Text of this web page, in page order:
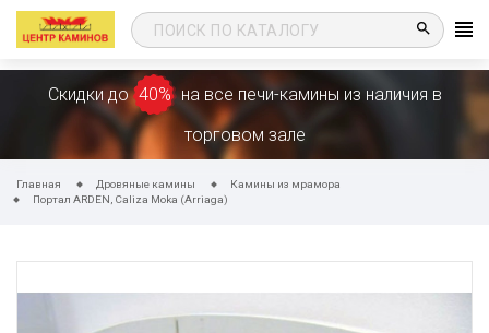
search
Скидки до 40% на все печи-камины из наличия в
торговом зале
Главная Дровяные камины
Камины из мрамора
Портал ARDEN, Caliza Moka (Arriaga)